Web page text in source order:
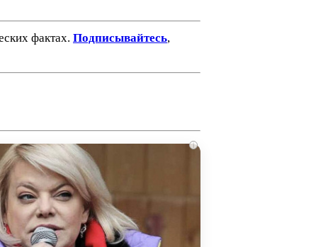
фактах. Подписывайтесь,
i